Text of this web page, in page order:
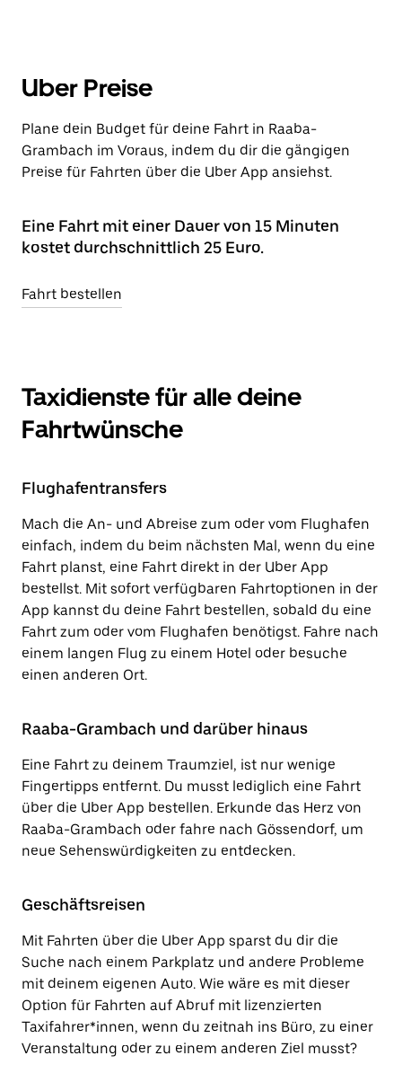
Uber Preise
Plane dein Budget für deine Fahrt in Raaba-
Grambach im Voraus, indem du dir die gängigen
Preise für Fahrten über die Uber App ansiehst.
Eine Fahrt mit einer Dauer von 15 Minuten
kostet durchschnittlich 25 Euro.
Fahrt bestellen
Taxidienste für alle deine
Fahrtwünsche
Flughafentransfers
Mach die An- und Abreise zum oder vom Flughafen
einfach, indem du beim nächsten Mal, wenn du eine
Fahrt planst, eine Fahrt direkt in der Uber App
bestellst. Mit sofort verfügbaren Fahrtoptionen in der
App kannst du deine Fahrt bestellen, sobald du eine
Fahrt zum oder vom Flughafen benötigst. Fahre nach
einem langen Flug zu einem Hotel oder besuche
einen anderen Ort.
Raaba-Grambach und darüber hinaus
Eine Fahrt zu deinem Traumziel, ist nur wenige
Fingertipps entfernt. Du musst lediglich eine Fahrt
über die Uber App bestellen. Erkunde das Herz von
Raaba-Grambach oder fahre nach Gössendorf, um
neue Sehenswürdigkeiten zu entdecken.
Geschäftsreisen
Mit Fahrten über die Uber App sparst du dir die
Suche nach einem Parkplatz und andere Probleme
mit deinem eigenen Auto. Wie wäre es mit dieser
Option für Fahrten auf Abruf mit lizenzierten
Taxifahrer*innen, wenn du zeitnah ins Büro, zu einer
Veranstaltung oder zu einem anderen Ziel musst?